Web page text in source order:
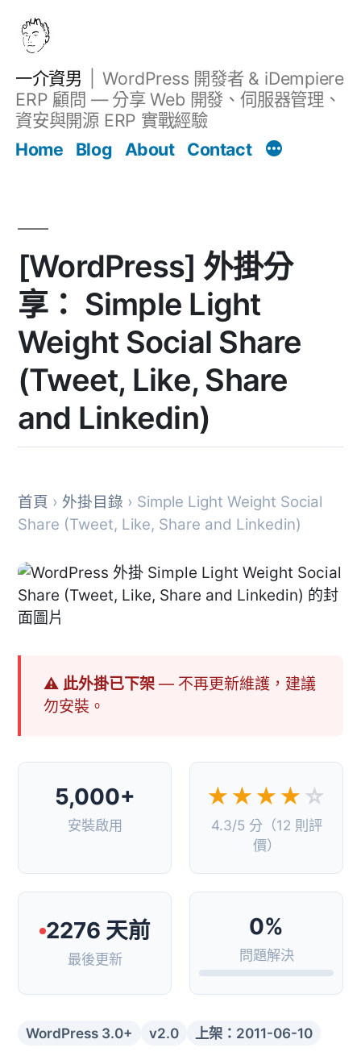
一介資男
WordPress 開發者 & iDempiere
ERP 顧問 — 分享 Web 開發、伺服器管理、
資安與開源 ERP 實戰經驗
Home
Blog About Contact
[WordPress] 外掛分
享： Simple Light
Weight Social Share
(Tweet, Like, Share
and Linkedin)
首頁 › 外掛目錄 › Simple Light Weight Social
Share (Tweet, Like, Share and Linkedin)
⚠ 此外掛已下架— 不再更新維護，建議
勿安裝。
5,000+
安裝啟用
★★★★ ☆
4.3/5 分（12 則評
價）
2276 天前
最後更新
0%
問題解決
WordPress 3.0+ v2.0 上架：2011-06-10
文章